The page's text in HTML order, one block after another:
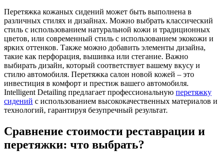
Перетяжка кожаных сидений может быть выполнена в
различных стилях и дизайнах. Можно выбрать классический
стиль с использованием натуральной кожи и традиционных
цветов, или современный стиль с использованием экокожи и
ярких оттенков. Также можно добавить элементы дизайна,
такие как перфорация, вышивка или стегание. Важно
выбирать дизайн, который соответствует вашему вкусу и
стилю автомобиля. Перетяжка салон новой кожей – это
инвестиция в комфорт и престиж вашего автомобиля.
Intelligent Detailing предлагает профессиональную перетяжку
сидений с использованием высококачественных материалов и
технологий, гарантируя безупречный результат.
Сравнение стоимости реставрации и
перетяжки: что выбрать?